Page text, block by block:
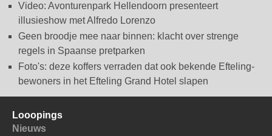
Video: Avonturenpark Hellendoorn presenteert
illusieshow met Alfredo Lorenzo
Geen broodje mee naar binnen: klacht over strenge
regels in Spaanse pretparken
Foto's: deze koffers verraden dat ook bekende Efteling-
bewoners in het Efteling Grand Hotel slapen
Looopings
Nieuws